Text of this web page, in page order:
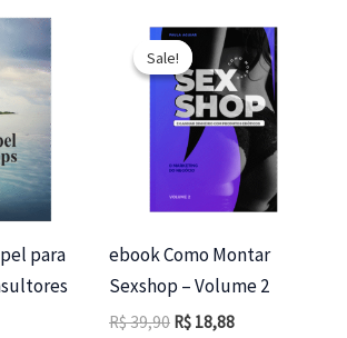
para
Sale!
Sale!
ebook Como Montar
Sexshop – Volume 2
R$39,90 O
R$ 18,88O